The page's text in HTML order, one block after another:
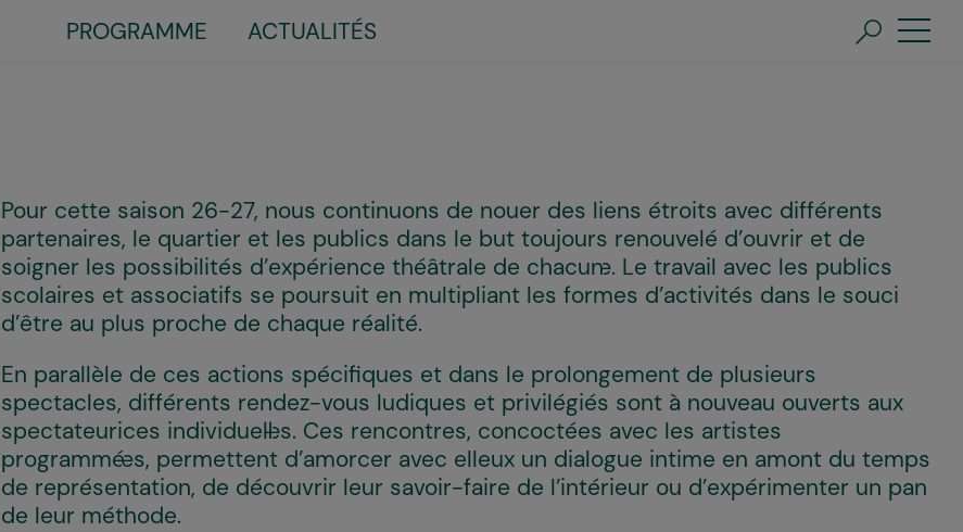
Little
PROGRAMME
ACTUALITÉS
Pour cette saison 26-27, nous continuons de nouer des liens étroits avec différents
partenaires, le quartier et les publics dans le but toujours renouvelé d’ouvrir et de
soigner les possibilités d’expérience théâtrale de chacun·e. Le travail avec les publics
scolaires et associatifs se poursuit en multipliant les formes d’activités dans le souci
d’être au plus proche de chaque réalité.
En parallèle de ces actions spécifiques et dans le prolongement de plusieurs
spectacles, différents rendez-vous ludiques et privilégiés sont à nouveau ouverts aux
spectateurices individuel·les. Ces rencontres, concoctées avec les artistes
programmé·es, permettent d’amorcer avec elleux un dialogue intime en amont du temps
de représentation, de découvrir leur savoir-faire de l’intérieur ou d’expérimenter un pan
de leur méthode.